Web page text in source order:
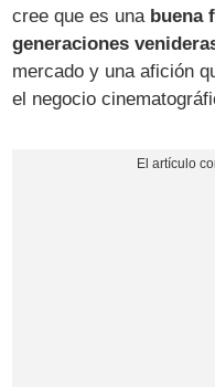
cree que es unabuena
generaciones
mercado y una afición
el negocio